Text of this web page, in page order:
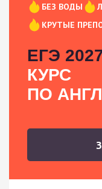
БЕЗ ВОДЫ
КРУТЫЕ
ЕГЭ
КУРС
ПО